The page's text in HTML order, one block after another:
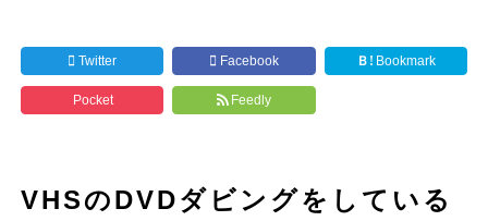
Twitter Facebook Ｂ! Bookmark
Pocket Feedly
VHSのDVDダビングをしている